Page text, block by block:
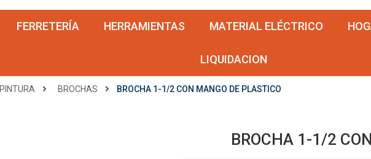
FERRETERÍA HERRAMIENTAS MATERIAL ELÉCTRICO
LIQUIDACION
PINTURA BROCHAS BROCHA 1-1/2 CON MANGO DE PLASTICO
BROCHA 1-1/2